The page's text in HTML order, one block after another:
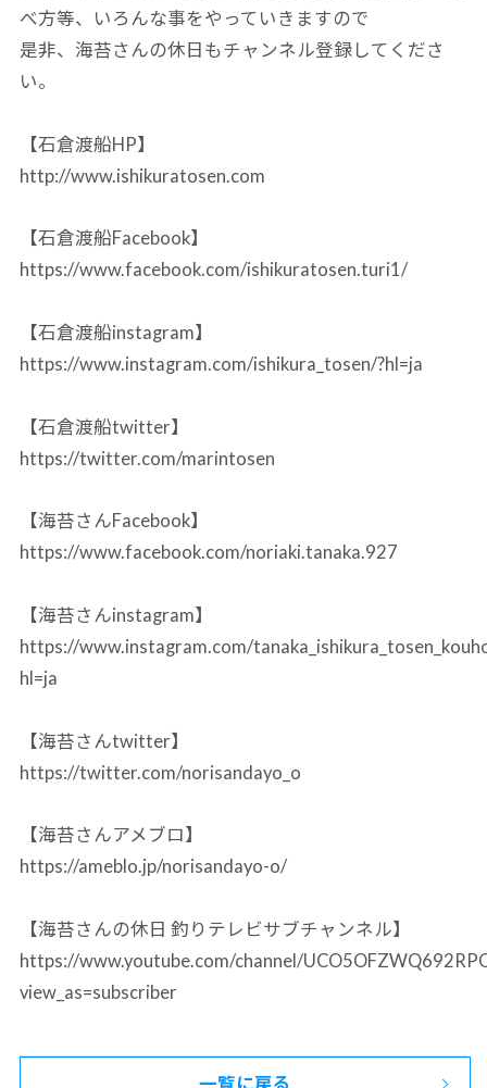
べ方等、いろんな事をやっていきますので
是非、海苔さんの休日もチャンネル登録してくださ
い。
【石倉渡船HP】
http://www.ishikuratosen.com
【石倉渡船Facebook】
https://www.facebook.com/ishikuratosen.turi1/
【石倉渡船instagram】
https://www.instagram.com/ishikura_tosen/?hl=ja
【石倉渡船twitter】
https://twitter.com/marintosen
【海苔さんFacebook】
https://www.facebook.com/noriaki.tanaka.927
【海苔さんinstagram】
https://www.instagram.com/
hl=ja
【海苔さんtwitter】
https://twitter.com/norisandayo_o
【海苔さんアメブロ】
https://ameblo.jp/norisandayo-o/
【海苔さんの休日 釣りテレビサブチャンネル】
https://www.youtube.com/channel/
view_as=subscriber
一覧に戻る